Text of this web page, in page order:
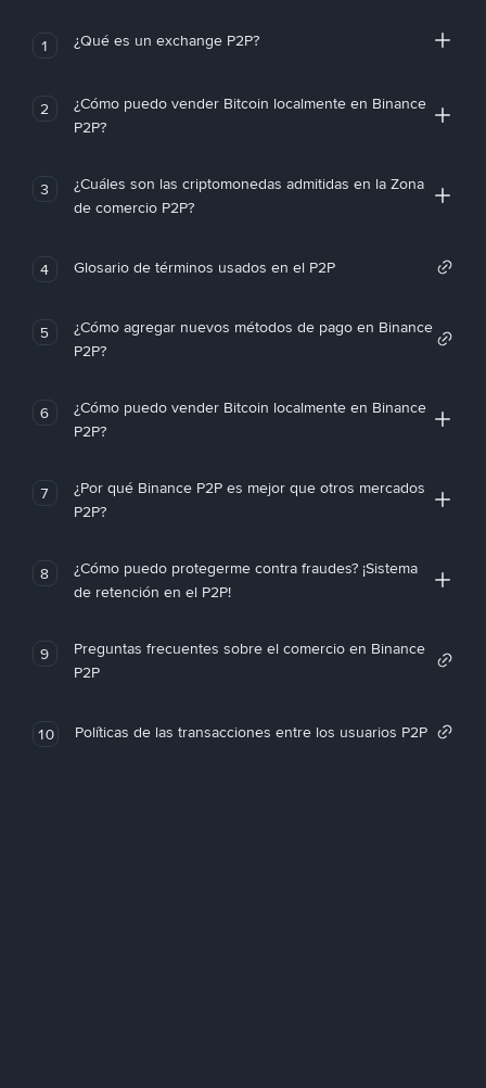
1 ¿Qué es un exchange P2P?
2
¿Cómo puedo vender Bitcoin localmente en Binance
P2P?
3
¿Cuáles son las criptomonedas admitidas en la Zona
de comercio P2P?
4 Glosario de términos usados en el P2P
5
¿Cómo agregar nuevos métodos de pago en Binance
P2P?
6
¿Cómo puedo vender Bitcoin localmente en Binance
P2P?
7
¿Por qué Binance P2P es mejor que otros mercados
P2P?
8
¿Cómo puedo protegerme contra fraudes? ¡Sistema
de retención en el P2P!
9
Preguntas frecuentes sobre el comercio en Binance
P2P
10 Políticas de las transacciones entre los usuarios P2P